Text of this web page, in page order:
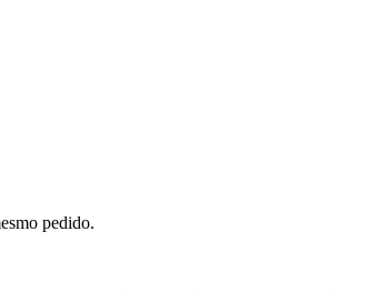
são usados juntos no mesmo